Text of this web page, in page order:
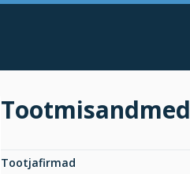
Tootmisandmed
Tootjafirmad